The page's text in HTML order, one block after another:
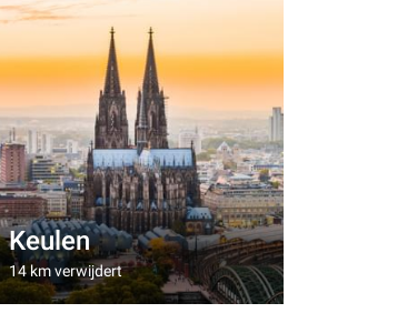
Keulen
14 km verwijdert